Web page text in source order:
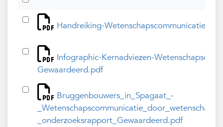
Handreiking-Wetenschapscommunicatie-
Infographic-Kernadviezen-
Gewaardeerd.pdf
Bruggenbouwers_in_Spagaat_-
_onderzoeksrapport_Gewaardeerd.pdf